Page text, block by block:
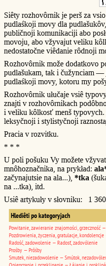
Siêty rozhovôrnik je perš za
pudlaśkoji movy dla
publičnoji komunikaciji abo
movoju, abo vžyvajut veliku
nedostatočne viêdanie rôdnoji
Rozhovôrnik može dodatkovo
pudlašukam, tak i čužynciam
pudlaśkoji movy, kotoru my
Rozhovôrnik ułučaje vsiê
znajti v rozhovôrnikach
i veliku kôlkosť menš typovych.
leksyčnoji i stylistyčnoji
Pracia v rozvitku.
* * *
U poli pošuku Vy možete
mnôhoznačnika, na prykład:
začynajutsie na ala...), *tka
na ...tka), itd.
Usiê artykuły v słovniku: 1 360
Hlediêti po kategoryjach
Powitanie, zawieranie znajomości, grzeczność
Pozdrowienia, życzenia, gratulacje,
Radość, zadowolenie — Radosť, zadovólenie
Prośby — Prôśby
Smutek, niezadowolenie — Smútok,